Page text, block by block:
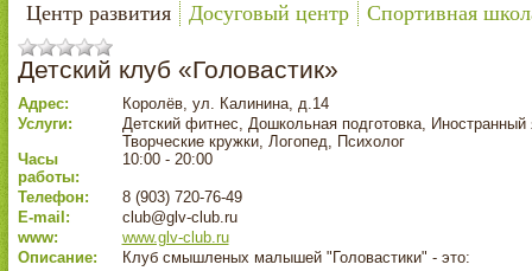
Центр развития Досуговый центр Спортивная
Детский клуб «Головастик»
Адрес:
Королёв, ул. Калинина, д.14
Услуги:
Детский фитнес, Дошкольная подготовка, Иностранный
Творческие кружки, Логопед, Психолог
Часы
работы:
10:00 - 20:00
Телефон:
8 (903) 720-76-49
E-mail:
club@glv-club.ru
www:
www.glv-club.ru
Описание:
Клуб смышленых малышей "Головастики" - это: